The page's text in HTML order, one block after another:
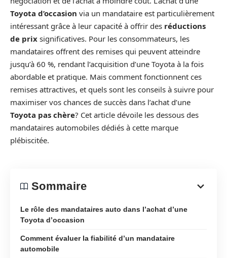
Toyota d’occasion via un mandataire est particulièrement
intéressant grâce à leur capacité à offrir des réductions
de prix significatives. Pour les consommateurs, les
mandataires offrent des remises qui peuvent atteindre
jusqu’à 60 %, rendant l’acquisition d’une Toyota à la fois
abordable et pratique. Mais comment fonctionnent ces
remises attractives, et quels sont les conseils à suivre pour
maximiser vos chances de succès dans l’achat d’une
Toyota pas chère? Cet article dévoile les dessous des
mandataires automobiles dédiés à cette marque
plébiscitée.
Sommaire
Le rôle des mandataires auto dans l’achat d’une
Toyota d’occasion
Comment évaluer la fiabilité d’un mandataire
automobile